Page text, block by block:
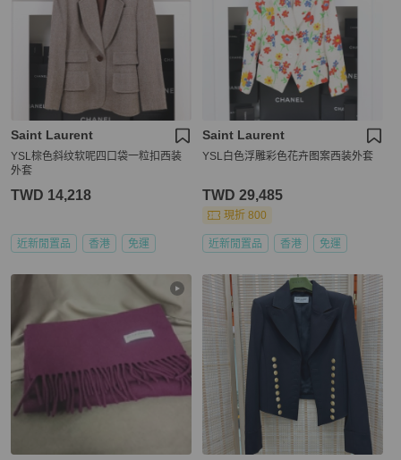
Saint Laurent
YSL棕色斜纹软呢四口袋一粒扣西装
外套
TWD 14,218
近新閒置品 香港 免運
Saint Laurent
YSL白色浮雕彩色花卉图案西装外套
TWD 29,485
現折 800
近新閒置品 香港 免運